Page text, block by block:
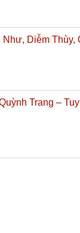
Diễm Thùy,
Trang –